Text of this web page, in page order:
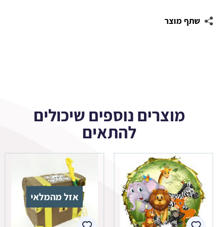
שתף מוצר
מוצרים נוספים שיכולים
להתאים
אזל מהמלאי